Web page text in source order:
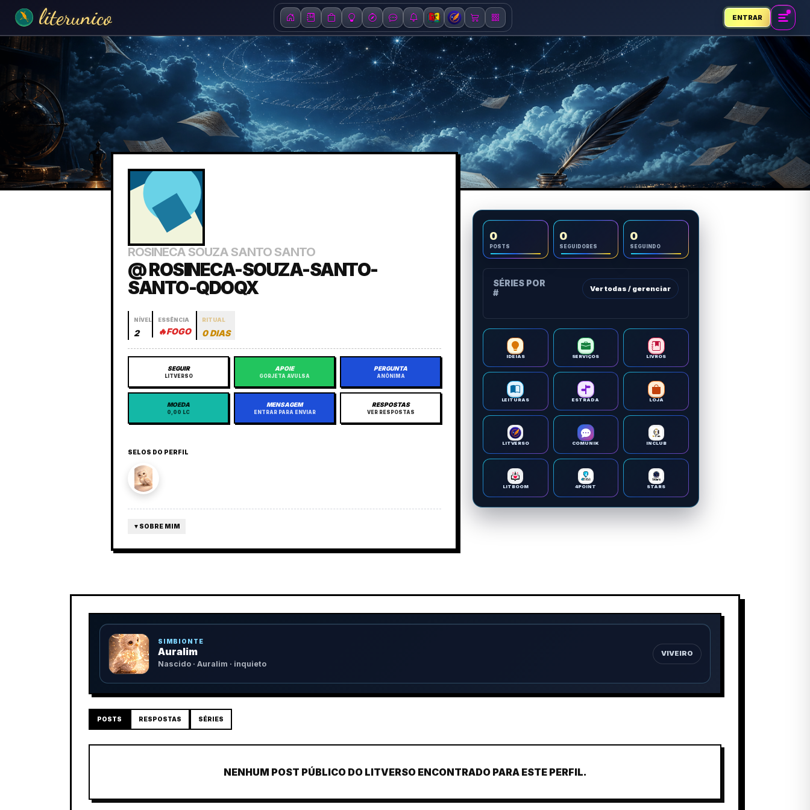
literunico ENTRAR
ROSINECA SOUZA SANTO SANTO
@ ROSINECA-SOUZA-SANTO-
SANTO-QDOQX
NÍVEL
2
ESSÊNCIA
🔥FOGO
RITUAL
0 DIAS
SEGUIR
LITVERSO
APOIE
GORJETA AVULSA
PERGUNTA
ANÔNIMA
MOEDA
0,00 LC
MENSAGEM
ENTRAR PARA ENVIAR
RESPOSTAS
VER RESPOSTAS
SELOS DO PERFIL
▼ SOBRE MIM
0
POSTS
0
SEGUIDORES
0
SEGUINDO
SÉRIES POR
#
Ver todas / gerenciar
IDEIAS SERVIÇOS LIVROS
LEITURAS ESTRADA LOJA
LITVERSO COMUNIK INCLUB
LITBOOM 4POINT STARS
SIMBIONTE
Auralim
Nascido · Auralim · inquieto
VIVEIRO
POSTS RESPOSTAS SÉRIES
NENHUM POST PÚBLICO DO LITVERSO ENCONTRADO PARA ESTE PERFIL.